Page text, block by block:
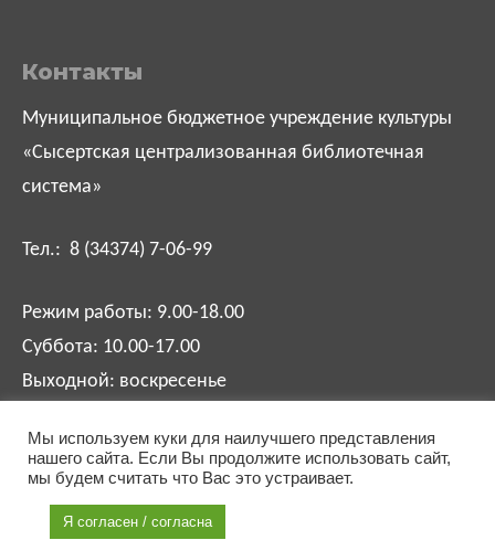
Контакты
Муниципальное бюджетное учреждение культуры
«Сысертская централизованная библиотечная
система»
Тел.: 8 (34374) 7-06-99
Режим работы: 9.00-18.00
Суббота: 10.00-17.00
Выходной: воскресенье
biblsysert@mail.ru
Мы используем куки для наилучшего представления
нашего сайта. Если Вы продолжите использовать сайт,
мы будем считать что Вас это устраивает.
Я согласен / согласна